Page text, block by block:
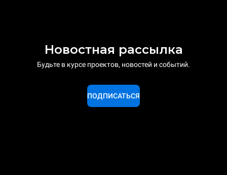
Новостная рассылка
Будьте в курсе проектов, новостей и событий.
ПОДПИСАТЬСЯ